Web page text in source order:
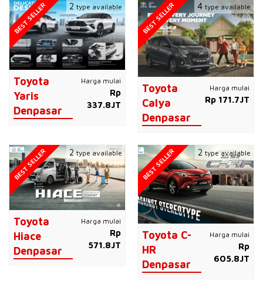
Toyota
Yaris
Denpasar
Harga mulai
Rp
337.8JT
BEST SELLER 2type available
Toyota
Calya
Denpasar
Harga mulai
Rp 171.7JT
BEST SELLER 4 type available
Toyota
Hiace
Denpasar
Harga mulai
Rp
571.8JT
BEST SELLER 2type available
Toyota C-
HR
Denpasar
Harga mulai
Rp
605.8JT
BEST SELLER 2 type available